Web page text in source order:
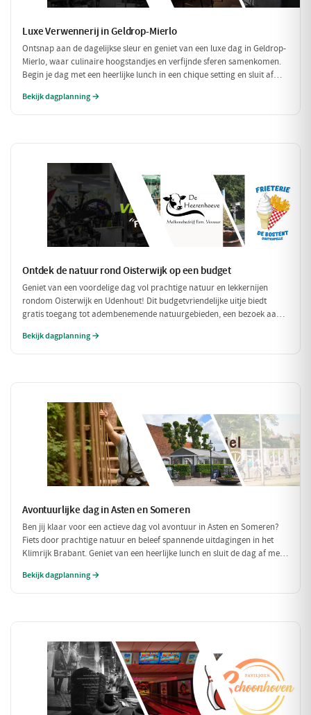
Luxe Verwennerij in Geldrop-Mierlo
Ontsnap aan de dagelijkse sleur en geniet van een luxe dag in Geldrop-
Mierlo, waar culinaire hoogstandjes en verfijnde sferen samenkomen.
Begin je dag met een heerlijke lunch in een chique setting en sluit af
compleet met een ontspannen fietstocht door de prachtige omgeving!
Bekijk dagplanning →
Ontdek de natuur rond Oisterwijk op een budget
Geniet van een voordelige dag vol prachtige natuur en lekkernijen
rondom Oisterwijk en Udenhout! Dit budgetvriendelijke uitje biedt
gratis toegang tot adembenemende natuurgebieden, een bezoek aan
lunch. Perfect voor een dag vol avontuur zonder je portemonnee te
Bekijk dagplanning →
Avontuurlijke dag in Asten en Someren
Ben jij klaar voor een actieve dag vol avontuur in Asten en Someren?
Fiets door prachtige natuur en beleef spannende uitdagingen in het
Klimrijk Brabant. Geniet van een heerlijke lunch en sluit de dag af met
fietsen!
Bekijk dagplanning →